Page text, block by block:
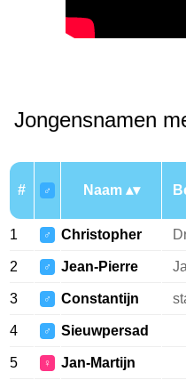
Jongensnamen
# ♂ Naam
1 ♂ Christopher
2 ♂ Jean-Pierre
3 ♂ Constantijn
4 ♂ Sieuwpersad
5 ♀ Jan-Martijn